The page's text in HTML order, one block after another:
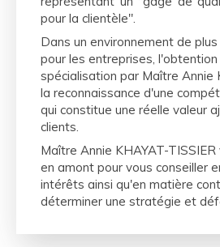
pour la clientèle".
Dans un environnement de
pour les entreprises,
spécialisation par Maître
la reconnaissance d'une
qui constitue une réelle valeur
clients.
Maître Annie KHAYAT-
en amont pour vous conseiller
intérêts ainsi qu'en matière
déterminer une stratégie et